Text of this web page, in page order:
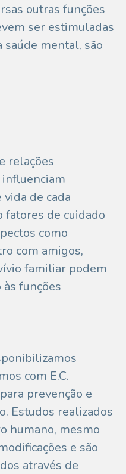
outras funções
ser estimuladas
mental, são
relações
de cada
fatores de cuidado
como
com amigos,
familiar podem
funções
com E.C.
prevenção e
Estudos realizados
humano, mesmo
e são
através de